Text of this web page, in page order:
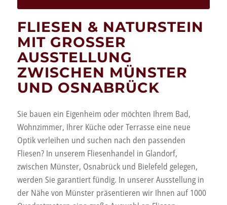
FLIESEN & NATURSTEIN
MIT GROSSER
AUSSTELLUNG
ZWISCHEN MÜNSTER
UND OSNABRÜCK
Sie bauen ein Eigenheim oder möchten Ihrem Bad,
Wohnzimmer, Ihrer Küche oder Terrasse eine neue
Optik verleihen und suchen nach den passenden
Fliesen? In unserem Fliesenhandel in Glandorf,
zwischen Münster, Osnabrück und Bielefeld gelegen,
werden Sie garantiert fündig. In unserer Ausstellung in
der Nähe von Münster präsentieren wir Ihnen auf 1000